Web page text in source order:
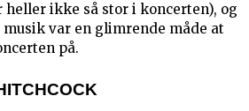
ikke så stor i koncerten), og
var en glimrende måde at
på.